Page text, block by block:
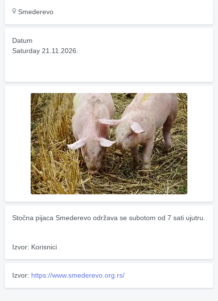
Smederevo
Datum
Saturday 21.11.2026.
Stočna pijaca Smederevo održava se subotom od 7 sati ujutru.
Izvor: Korisnici
Izvor: https://www.smederevo.org.rs/